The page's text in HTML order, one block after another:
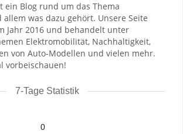
ein Blog rund um das Thema
was dazu gehört. Unsere Seite
Jahr 2016 und behandelt unter
Elektromobilität, Nachhaltigkeit,
von Auto-Modellen und vielen mehr.
vorbeischauen!
7-Tage Statistik
0